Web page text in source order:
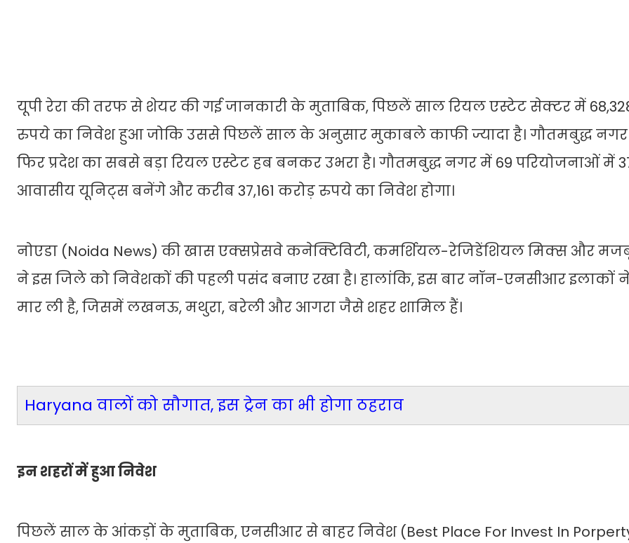
यूपी रेरा की तरफ से शेयर की गई जानकारी के मुताबिक, पिछलें साल रियल एस्टेट सेक्टर में
रुपये का निवेश हुआ जोकि उससे पिछलें साल के अनुसार मुकाबले काफी ज्यादा है। गौतमबुद्ध
फिर प्रदेश का सबसे बड़ा रियल एस्टेट हब बनकर उभरा है। गौतमबुद्ध नगर में 69 परियोजनाओं में
आवासीय यूनिट्स बनेंगे और करीब 37,161 करोड़ रुपये का निवेश होगा।
नोएडा (Noida News) की खास एक्सप्रेसवे कनेक्टिविटी, कमर्शियल-रेजिडेंशियल मिक्स और
ने इस जिले को निवेशकों की पहली पसंद बनाए रखा है। हालांकि, इस बार नॉन-एनसीआर इलाकों
मार ली है, जिसमें लखनऊ, मथुरा, बरेली और आगरा जैसे शहर शामिल हैं।
Haryana वालों को सौगात, इस ट्रेन का भी होगा ठहराव
इन शहरों में हुआ निवेश
पिछलें साल के आंकड़ों के मुताबिक, एनसीआर से बाहर निवेश (Best Place For Invest In